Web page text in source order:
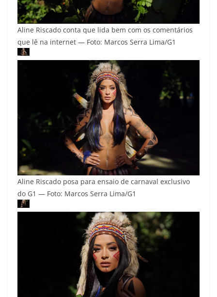
Aline Riscado conta que lida bem com os comentários
que lê na internet — Foto: Marcos Serra Lima/G1
Aline Riscado posa para ensaio de carnaval exclusivo
do G1 — Foto: Marcos Serra Lima/G1